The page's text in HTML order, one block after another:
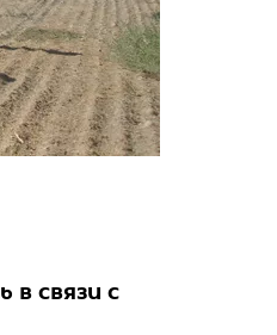
в связи с